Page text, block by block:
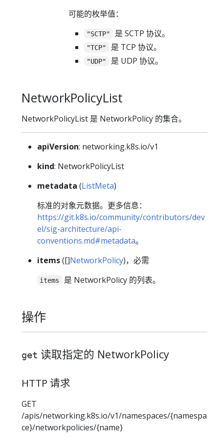
可能的枚举值：
"SCTP" 是 SCTP 协议。
"TCP" 是 TCP 协议。
"UDP" 是 UDP 协议。
NetworkPolicyList
NetworkPolicyList 是 NetworkPolicy 的集合。
apiVersion: networking.k8s.io/v1
kind: NetworkPolicyList
metadata (ListMeta)
标准的对象元数据。更多信息：
https://git.k8s.io/community/contributors/dev
el/sig-architecture/api-
conventions.md#metadata。
items([]NetworkPolicy)，必需
items 是 NetworkPolicy 的列表。
操作
get 读取指定的 NetworkPolicy
HTTP 请求
GET
/apis/networking.k8s.io/v1/namespaces/{namespa
ce}/networkpolicies/{name}